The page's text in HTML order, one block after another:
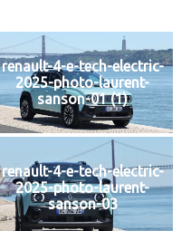
renault-4-e-tech-electric-
2025-photo-laurent-
sanson-01 (1)
renault-4-e-tech-electric-
2025-photo-laurent-
sanson-03